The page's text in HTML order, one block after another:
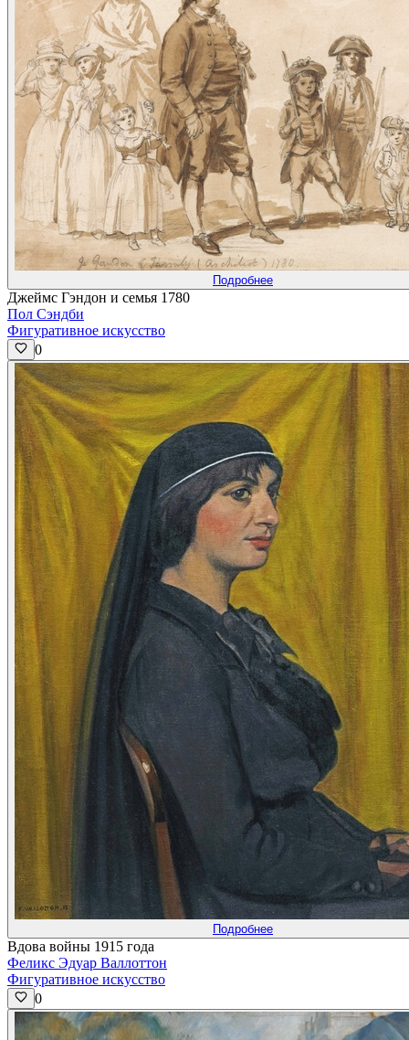
Подробнее
Джеймс Гэндон и семья 1780
Пол Сэндби
Фигуративное искусство
0
Подробнее
Вдова войны 1915 года
Феликс Эдуар Валлоттон
Фигуративное искусство
0